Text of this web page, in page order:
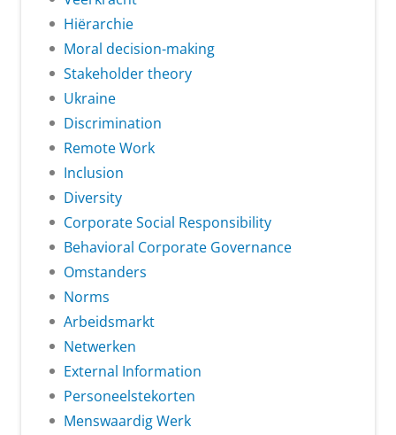
Hiërarchie
Moral decision-making
Stakeholder theory
Ukraine
Discrimination
Remote Work
Inclusion
Diversity
Corporate Social Responsibility
Behavioral Corporate Governance
Omstanders
Norms
Arbeidsmarkt
Netwerken
External Information
Personeelstekorten
Menswaardig Werk